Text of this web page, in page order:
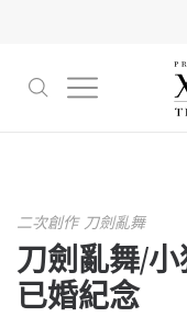
二次創作 刀劍亂舞
刀劍亂舞/
已婚紀念